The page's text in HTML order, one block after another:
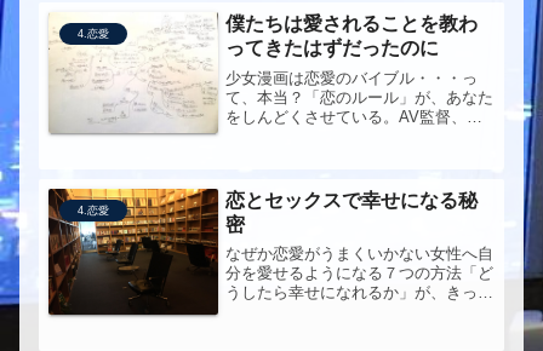
4.恋愛
僕たちは愛されることを教わ
ってきたはずだったのに
少女漫画は恋愛のバイブル・・・っ
て、本当？「恋のルール」が、あなた
をしんどくさせている。AV監督、少
漫画が恋愛ポルノだという視点をもち
ながらそ...
4.恋愛
恋とセックスで幸せになる秘
密
なぜか恋愛がうまくいかない女性へ自
分を愛せるようになる７つの方法「ど
うしたら幸せになれるか」が、きっと